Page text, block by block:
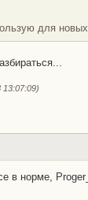
для
13:07:09)
в норме,